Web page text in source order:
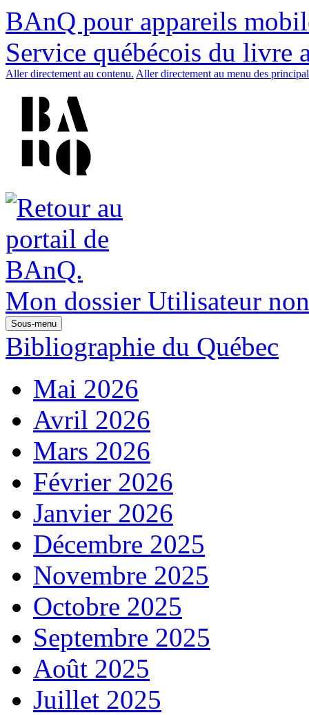
BAnQ pour appareils
Service québécois du livre
Aller directement au contenu. Aller directement au menu des
Mon dossier Utilisateur
Sous-menu
Bibliographie du Québec
Mai 2026
Avril 2026
Mars 2026
Février 2026
Janvier 2026
Décembre 2025
Novembre 2025
Octobre 2025
Septembre 2025
Août 2025
Juillet 2025